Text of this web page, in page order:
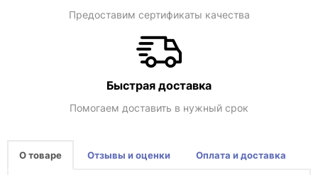
Предоставим сертификаты качества
Быстрая доставка
Помогаем доставить в нужный срок
О товаре Отзывы и оценки Оплата и доставка